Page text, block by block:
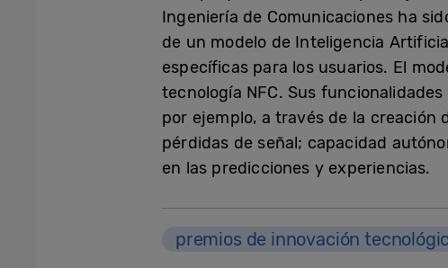
Ingeniería de Comunicaciones ha
de un modelo de Inteligencia
específicas para los usuarios. El
tecnología NFC. Sus
por ejemplo, a través de la creación
pérdidas de señal; capacidad
en las predicciones y experiencias.
premios de innovación